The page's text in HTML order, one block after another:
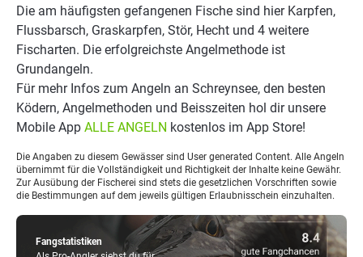
Fangstatistiken
Die am häufigsten gefangenen Fische sind hier Karpfen,
Flussbarsch, Graskarpfen, Stör, Hecht und 4 weitere
Fischarten. Die erfolgreichste Angelmethode ist
Grundangeln.
Für mehr Infos zum Angeln an Schreynsee, den besten
Ködern, Angelmethoden und Beisszeiten hol dir unsere
Mobile App ALLE ANGELN kostenlos im App Store!
Die Angaben zu diesem Gewässer sind User generated Content. Alle Angeln
übernimmt für die Vollständigkeit und Richtigkeit der Inhalte keine Gewähr.
Zur Ausübung der Fischerei sind stets die gesetzlichen Vorschriften sowie
die Bestimmungen auf dem jeweils gültigen Erlaubnisschein einzuhalten.